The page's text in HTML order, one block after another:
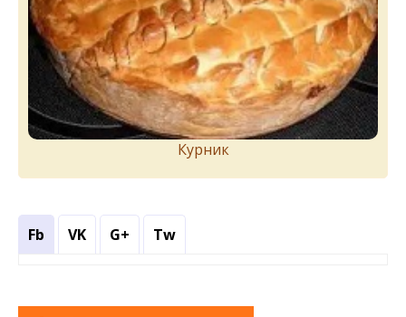
Курник
Fb VK G+ Tw